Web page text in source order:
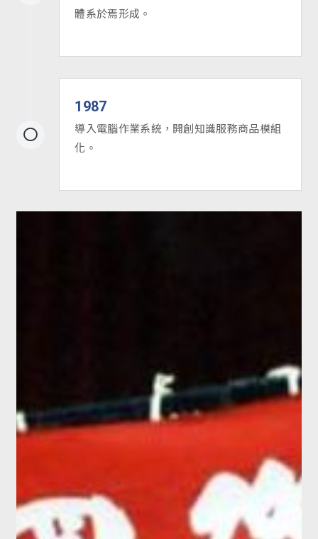
體系於焉形成。
1987
導入電腦作業系統，開創知識服務商品模組
化。